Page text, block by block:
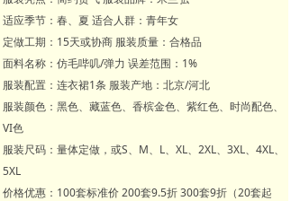
适应季节：春、夏 适合人群：青年女
定做工期：15天或协商 服装质量：合格品
面料名称：仿毛哔叽/弹力 误差范围：1%
服装配置：连衣裙1条 服装产地：北京/河北
服装颜色：黑色、藏蓝色、香槟金色、紫红色、时尚配色、
VI色
服装尺码：量体定做，或S、M、L、XL、2XL、3XL、4XL、
5XL
价格优惠：100套标准价 200套9.5折 300套9折（20套起